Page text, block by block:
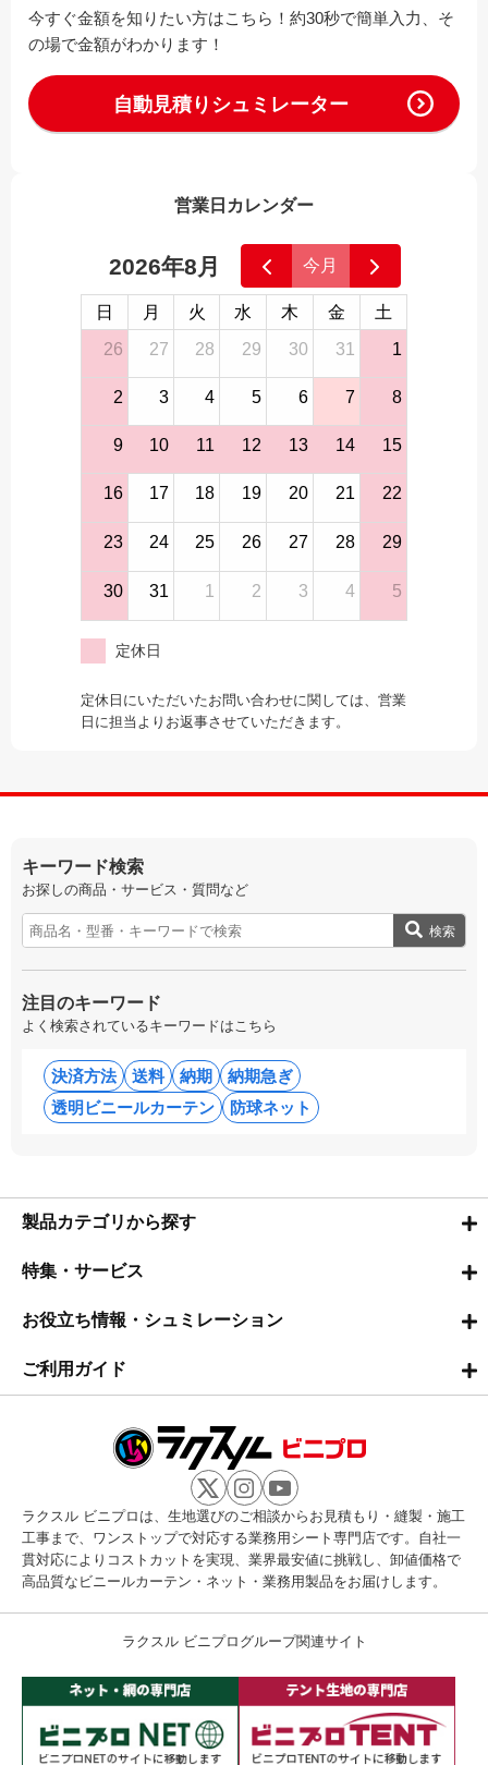
今すぐ金額を知りたい方はこちら！約30秒で簡単入力、そ
の場で金額がわかります！
自動見積りシュミレーター
営業日カレンダー
2026年8月 今月
日 月 火 水 木 金
土
26
27 28 29 30 31 1
2 3 4 5 6 7 8
9 10 11 12 13 14 15
16 17 18 19 20 21 22
23 24 25 26 27 28 29
30 31 1 2 3 4 5
定休日
定休日にいただいたお問い合わせに関しては、営業
日に担当よりお返事させていただきます。
キーワード検索
お探しの商品・サービス・質問など
検索
注目のキーワード
よく検索されているキーワードはこちら
決済方法 送料 納期
納期急ぎ
透明ビニールカーテン
防球ネット
製品カテゴリから探す
特集・サービス
お役立ち情報・シュミレーション
ご利用ガイド
ラクスル ビニプロは、生地選びのご相談からお見積もり・縫製・施工
工事まで、ワンストップで対応する業務用シート専門店です。自社一
貫対応によりコストカットを実現、業界最安値に挑戦し、卸値価格で
高品質なビニールカーテン・ネット・業務用製品をお届けします。
ラクスル ビニプログループ関連サイト